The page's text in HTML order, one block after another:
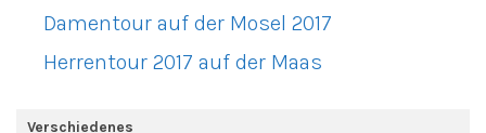
Damentour auf der Mosel 2017
Herrentour 2017 auf der Maas
Verschiedenes